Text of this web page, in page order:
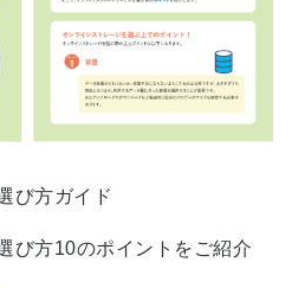
び方ガイド
び方10のポイントをご紹介